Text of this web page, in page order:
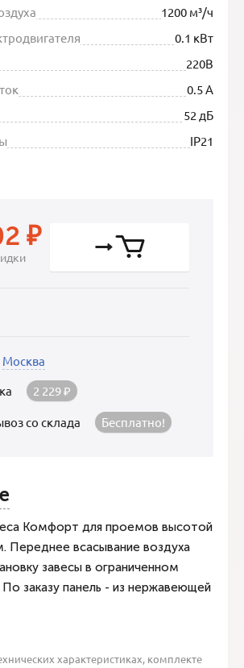
1200 м³/ч
0.1 кВт
220В
0.5 А
52 дБ
IP21
₽
Москва
2 229₽
со склада Бесплатно!
Комфорт для проемов высотой
Переднее всасывание воздуха
завесы в ограниченном
заказу панель - из нержавеющей
характеристиках, комплекте